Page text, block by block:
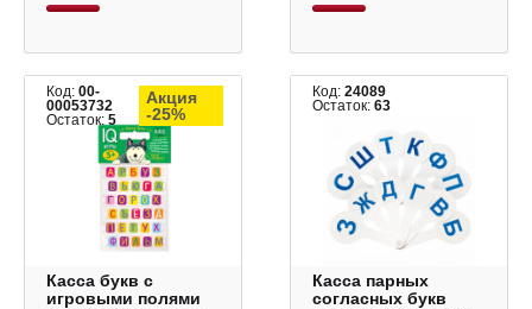
Код: 00-
00053732
Остаток:5
Акция
-25%
Касса букв с
игровыми полями
Код:24089
Остаток:63
Касса парных
согласных букв